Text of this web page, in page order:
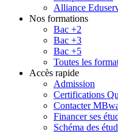
Alliance
Nos formations
Bac +2
Bac +3
Bac +5
Toutes les
Accès rapide
Admission
Certifications
Contacter
Financer ses
Schéma des